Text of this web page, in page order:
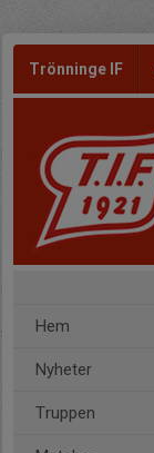
Trönninge IF
Hem
Nyheter
Truppen